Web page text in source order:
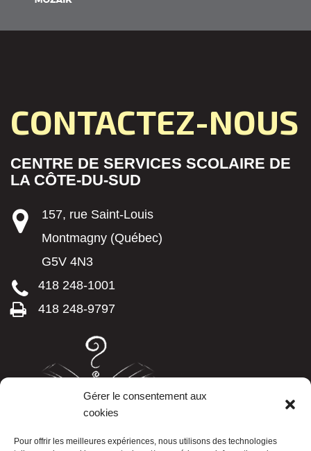
Gérer le consentement aux
cookies
Pour offrir les meilleures expériences, nous utilisons des technologies
CONTACTEZ-NOUS
CENTRE DE SERVICES SCOLAIRE DE
LA CÔTE-DU-SUD
157, rue Saint-Louis
Montmagny (Québec)
G5V 4N3
418 248-1001
418 248-9797
LISTE TÉLÉPHONIQUE